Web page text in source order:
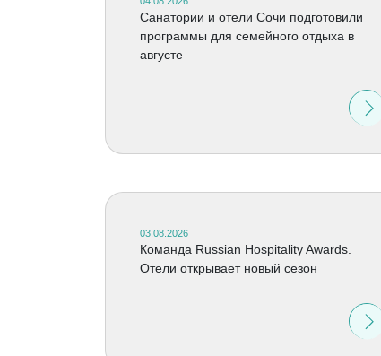
Санатории и отели Сочи подготовили
программы для семейного отдыха в
августе
03.08.2026
Команда Russian Hospitality Awards.
Отели открывает новый сезон